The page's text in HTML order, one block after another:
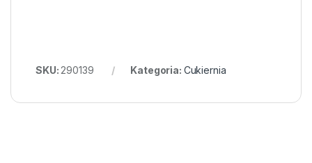
SKU: 290139 Kategoria: Cukiernia